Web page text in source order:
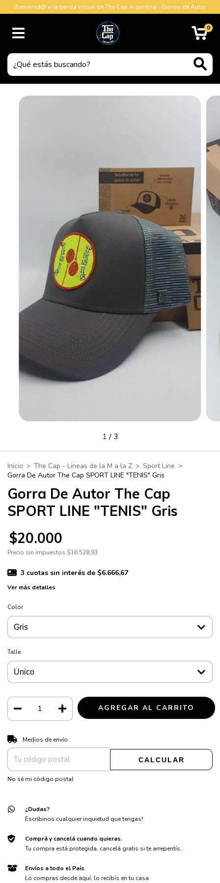
Bienvenid@ a la tienda virtual de The Cap Argentina - Gorras de Autor
0
1 / 3
Inicio > The Cap - Lineas de la M a la Z > Sport Line >
Gorra De Autor The Cap SPORT LINE "TENIS" Gris
Gorra De Autor The Cap
SPORT LINE "TENIS" Gris
$20.000
Precio sin impuestos $16.528,93
3 cuotas sin interés de $6.666,67
Ver más detalles
Color
Talle
Entregas para el CP:
Medios de envío
CALCULAR
No sé mi código postal
¿Dudas?
Escribinos cualquier inquietud que tengas!
Comprá y cancelá cuando quieras.
Tu compra está protegida, cancelá gratis si te arrepentís.
Envíos a todo el País
Lo compras desde aquí, lo recibís en tu casa